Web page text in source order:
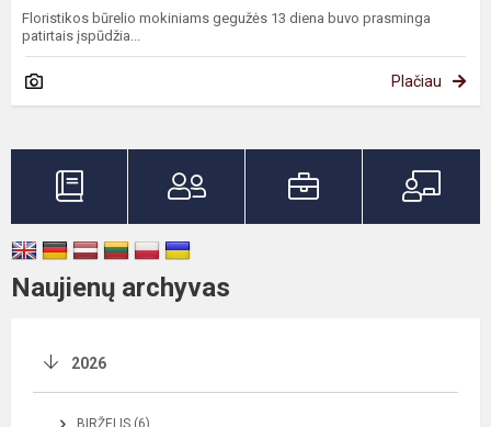
Floristikos būrelio mokiniams gegužės 13 diena buvo prasminga
patirtais įspūdžia...
Plačiau
Naujienų archyvas
2026
BIRŽELIS (6)